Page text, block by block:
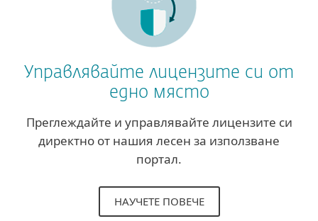
Управлявайте лицензите си от
едно място
Преглеждайте и управлявайте лицензите си
директно от нашия лесен за използване
портал.
НАУЧЕТЕ ПОВЕЧЕ